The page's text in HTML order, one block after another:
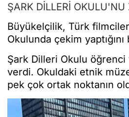
ŞARK DİLLERİ OKULU'NU
Büyükelçilik, Türk
Okulunda çekim
Şark Dilleri Okulu
verdi. Okuldaki etnik
pek çok ortak noktanın